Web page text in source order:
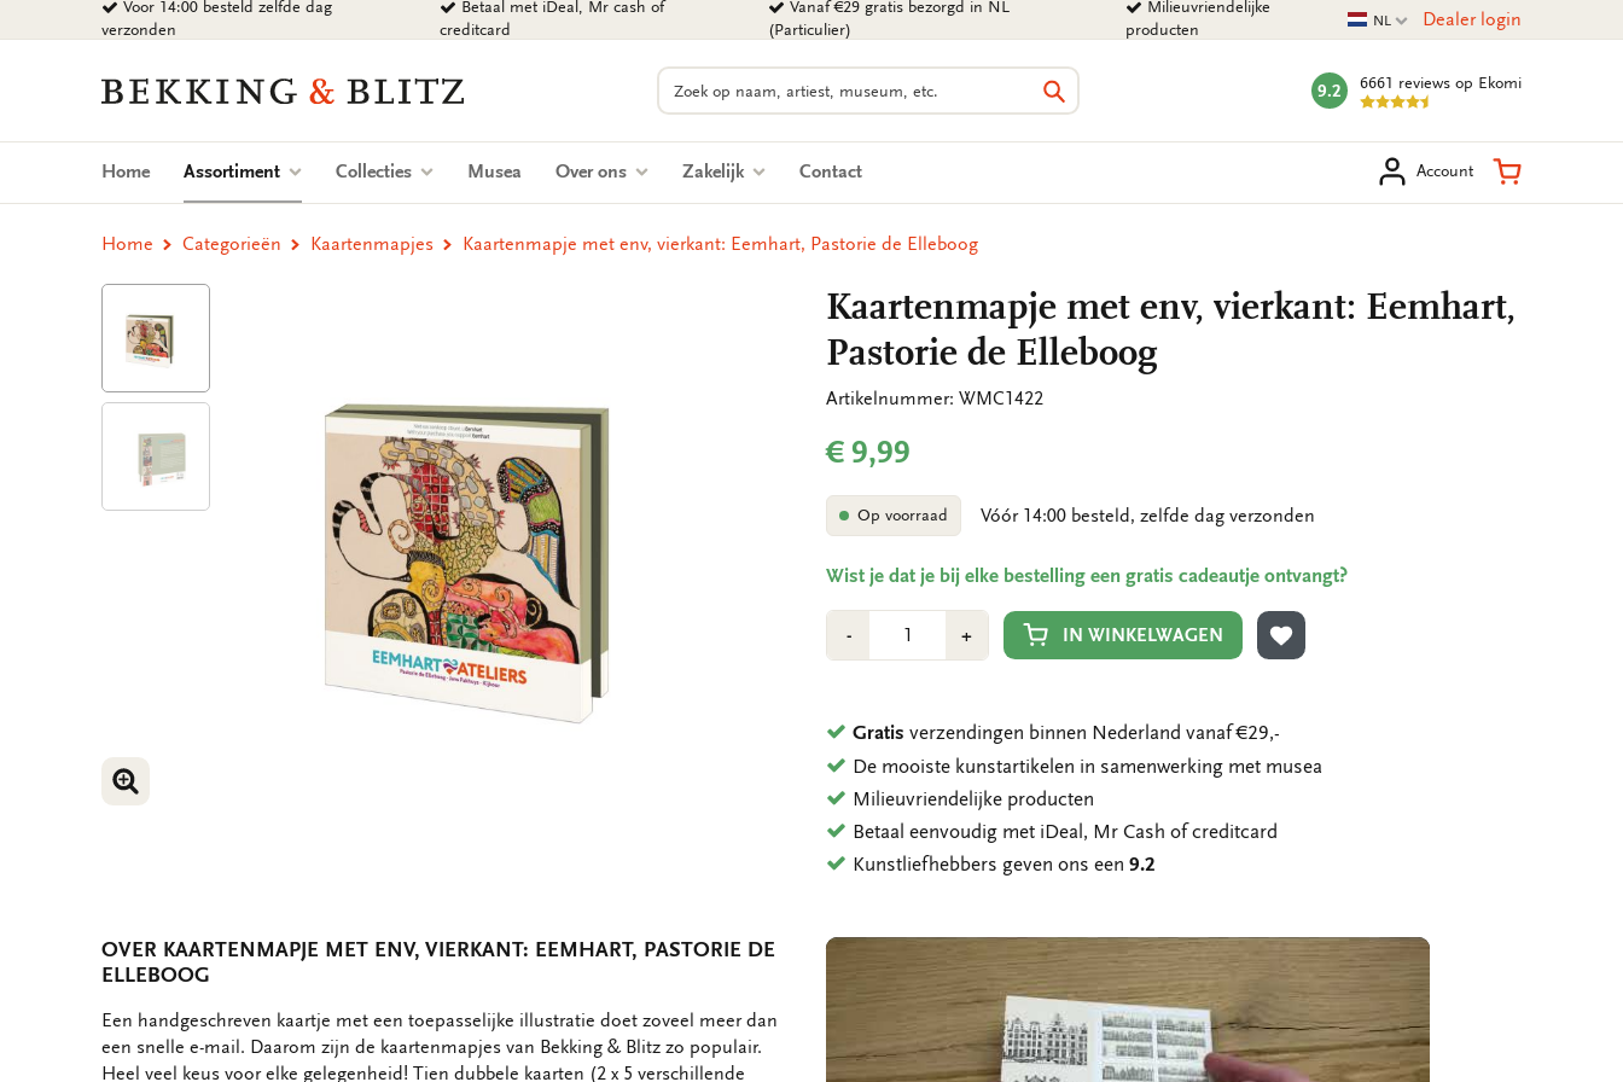
naar
Voor 14:00 besteld zelfde dag
verzonden
Betaal met iDeal, Mr cash of
creditcard
Vanaf €29 gratis bezorgd in NL
(Particulier)
Milieuvriendelijke
producten
Huidige taal
NL Dealer login
Bekking
Blitz
Uitgevers
Zoeken
Zoeken
mark:
9.2 6661 reviews op Ekomi
Home Assortiment (current)Collecties Musea Over ons Zakelijk Contact Account Winkelmand
Home Categorieën Kaartenmapjes Kaartenmapje met env, vierkant: Eemhart, Pastorie de Elleboog
VERGROOT AFBEELDING
VERGROOT AFBEELDING
Kaartenmapje met env, vierkant: Eemhart,
Pastorie de Elleboog
Artikelnummer: WMC1422
€ 9,99
Op voorraad Vóór 14:00 besteld, zelfde dag verzonden
Wist je dat je bij elke bestelling een gratis cadeautje ontvangt?
-Min
1
+Plus
1
IN WINKELWAGEN
TOEVOEGEN AAN VERLANGLIJST
Gratis verzendingen binnen Nederland vanaf €29,-
De mooiste kunstartikelen in samenwerking met musea
Milieuvriendelijke producten
Betaal eenvoudig met iDeal, Mr Cash of creditcard
Kunstliefhebbers geven ons een9.2
OVER KAARTENMAPJE MET ENV, VIERKANT: EEMHART, PASTORIE DE
ELLEBOOG
OMSCHRIJVING
Een handgeschreven kaartje met een toepasselijke illustratie doet zoveel meer dan
een snelle e-mail. Daarom zijn de kaartenmapjes van Bekking & Blitz zo populair.
Heel veel keus voor elke gelegenheid! Tien dubbele kaarten (2 x 5 verschillende